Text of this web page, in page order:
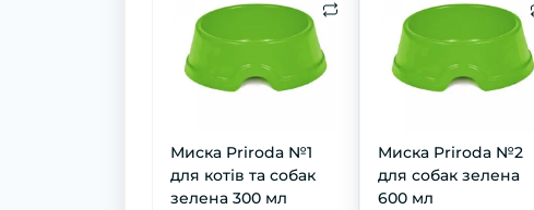
Миска Priroda №1
для котів та собак
зелена 300 мл
Миска Priroda №2
для собак зелена
600 мл